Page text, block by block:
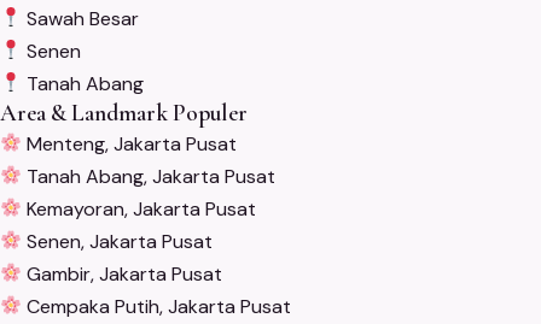
Sawah Besar
Senen
Tanah Abang
Area & Landmark Populer
Menteng, Jakarta Pusat
Tanah Abang, Jakarta Pusat
Kemayoran, Jakarta Pusat
Senen, Jakarta Pusat
Gambir, Jakarta Pusat
Cempaka Putih, Jakarta Pusat